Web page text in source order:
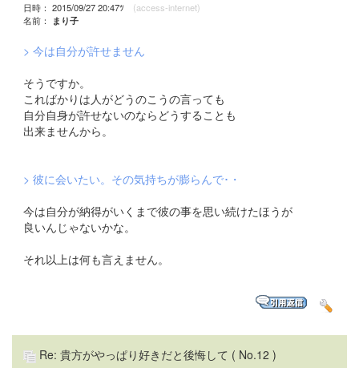
日時： 2015/09/27 20:47ﾂ (access-internet)
名前：
まり子
> 今は自分が許せません
そうですか。
こればかりは人がどうのこうの言っても
自分自身が許せないのならどうすることも
出来ませんから。
> 彼に会いたい。その気持ちが膨らんで･・
今は自分が納得がいくまで彼の事を思い続けたほうが
良いんじゃないかな。
それ以上は何も言えません。
Re: 貴方がやっぱり好きだと後悔して ( No.12 )